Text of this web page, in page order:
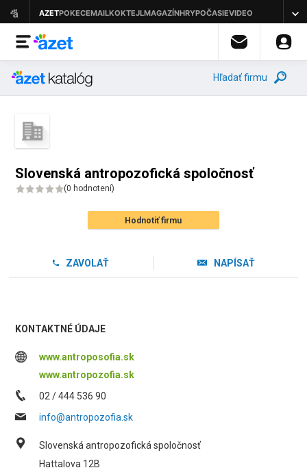
Hľadať firmu
Slovenská antropozofická spoločnosť
(0 hodnotení)
Hodnotiť firmu
ZAVOLAŤ NAPÍSAŤ
KONTAKTNÉ ÚDAJE
www.antroposofia.sk
www.antropozofia.sk
02 / 444 536 90
info@antropozofia.sk
Slovenská antropozofická spoločnosť
Hattalova 12B